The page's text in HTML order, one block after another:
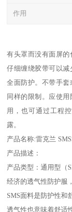
作用
有头罩而没有面屏的
仔细缠绕胶带可以
全面防护。不带手
同样的限制。应使
用，也可通过工程
露。
产品名称:雷克兰
产品描述：
产品类型：通用型（
经济的透气性防护服
SMS面料是防护性和
透气性也意味着舒适